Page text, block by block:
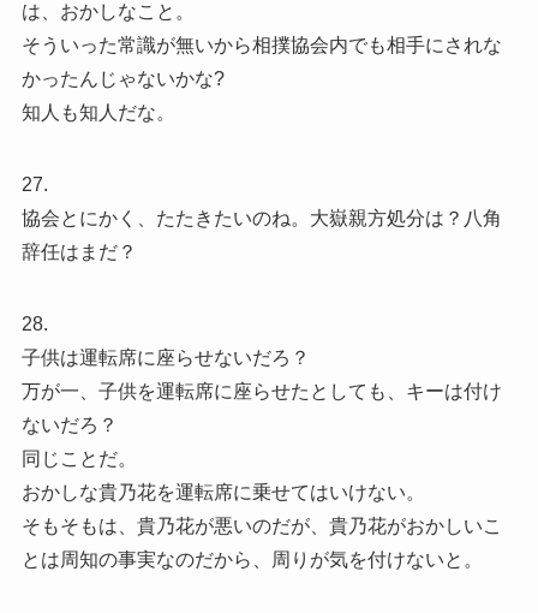
は、おかしなこと。
そういった常識が無いから相撲協会内でも相手にされな
かったんじゃないかな?
知人も知人だな。
27.
協会とにかく、たたきたいのね。大嶽親方処分は？八角
辞任はまだ？
28.
子供は運転席に座らせないだろ？
万が一、子供を運転席に座らせたとしても、キーは付け
ないだろ？
同じことだ。
おかしな貴乃花を運転席に乗せてはいけない。
そもそもは、貴乃花が悪いのだが、貴乃花がおかしいこ
とは周知の事実なのだから、周りが気を付けないと。